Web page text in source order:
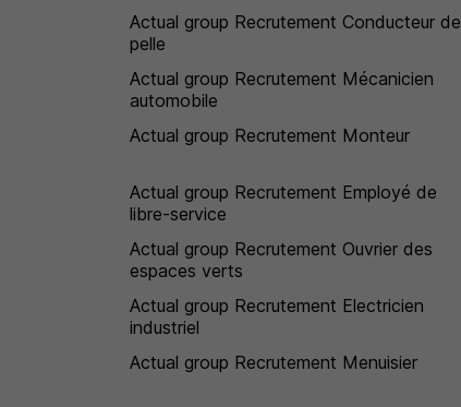
Actual group Recrutement Conducteur de
pelle
Actual group Recrutement Mécanicien
automobile
Actual group Recrutement Monteur
Actual group Recrutement Employé de
libre-service
Actual group Recrutement Ouvrier des
espaces verts
Actual group Recrutement Electricien
industriel
Actual group Recrutement Menuisier